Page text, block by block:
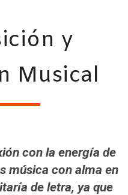
y
Musical
con la energía de
música con alma en
de letra, ya que